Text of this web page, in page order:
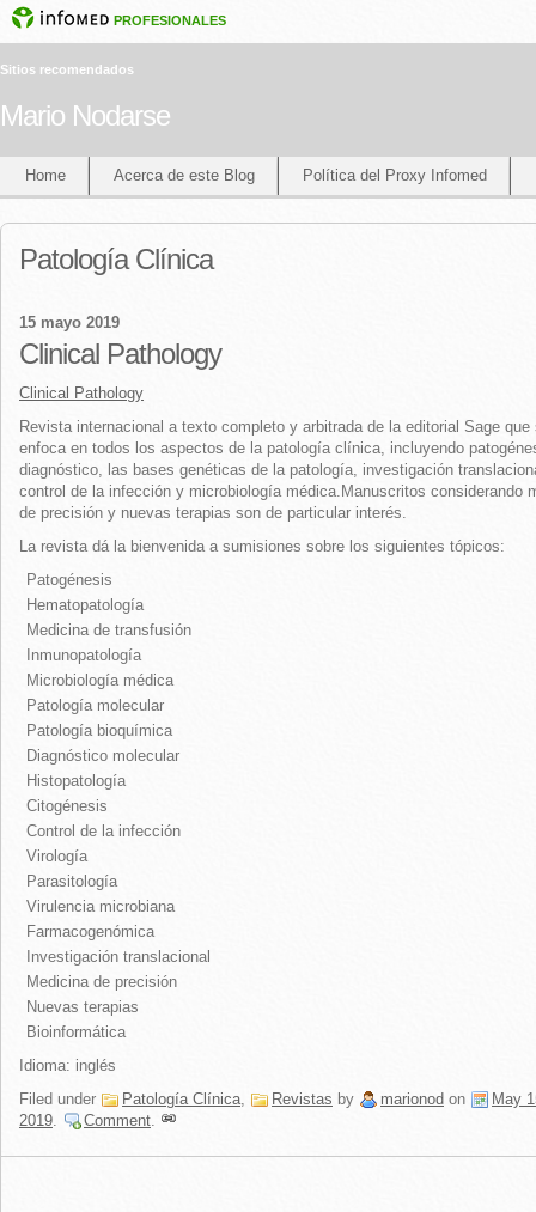
PROFESIONALES
Sitios recomendados
Mario Nodarse
Home Acerca de este Blog Política del Proxy Infomed
Patología Clínica
15 mayo 2019
Clinical Pathology
Clinical Pathology
Revista internacional a texto completo y arbitrada de la editorial Sage que
enfoca en todos los aspectos de la patología clínica, incluyendo
diagnóstico, las bases genéticas de la patología, investigación
control de la infección y microbiología médica.Manuscritos considerando
de precisión y nuevas terapias son de particular interés.
La revista dá la bienvenida a sumisiones sobre los siguientes tópicos:
Patogénesis
Hematopatología
Medicina de transfusión
Inmunopatología
Microbiología médica
Patología molecular
Patología bioquímica
Diagnóstico molecular
Histopatología
Citogénesis
Control de la infección
Virología
Parasitología
Virulencia microbiana
Farmacogenómica
Investigación translacional
Medicina de precisión
Nuevas terapias
Bioinformática
Idioma: inglés
Filed under
Patología Clínica, Revistas by marionod on
May
2019. Comment.